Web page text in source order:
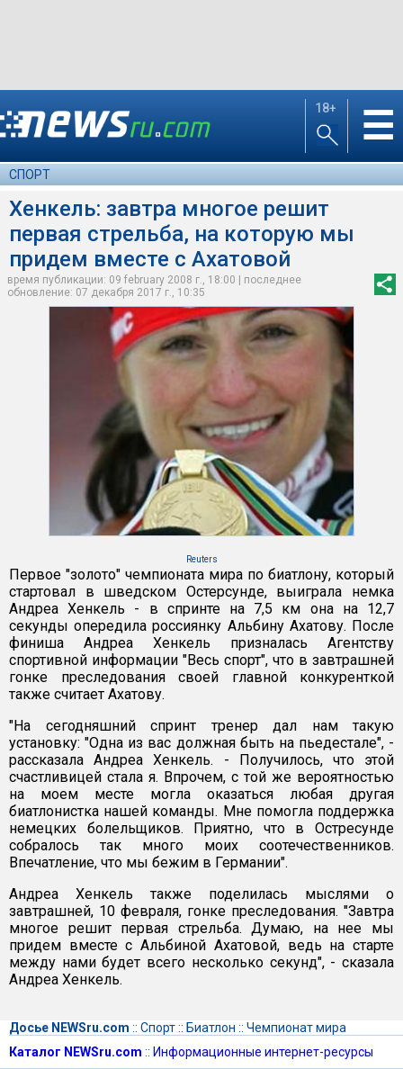
18+ ☰
СПОРТ
Хенкель: завтра многое решит
первая стрельба, на которую мы
придем вместе с Ахатовой
время публикации: 09 february 2008 г., 18:00 | последнее
обновление: 07 декабря 2017 г., 10:35
Reuters
Первое "золото" чемпионата мира по биатлону, который
стартовал в шведском Остерсунде, выиграла немка
Андреа Хенкель - в спринте на 7,5 км она на 12,7
секунды опередила россиянку Альбину Ахатову. После
финиша Андреа Хенкель призналась Агентству
спортивной информации "Весь спорт", что в завтрашней
гонке преследования своей главной конкуренткой
также считает Ахатову.
"На сегодняшний спринт тренер дал нам такую
установку: "Одна из вас должная быть на пьедестале", -
рассказала Андреа Хенкель. - Получилось, что этой
счастливицей стала я. Впрочем, с той же вероятностью
на моем месте могла оказаться любая другая
биатлонистка нашей команды. Мне помогла поддержка
немецких болельщиков. Приятно, что в Остресунде
собралось так много моих соотечественников.
Впечатление, что мы бежим в Германии".
Андреа Хенкель также поделилась мыслями о
завтрашней, 10 февраля, гонке преследования. "Завтра
многое решит первая стрельба. Думаю, на нее мы
придем вместе с Альбиной Ахатовой, ведь на старте
между нами будет всего несколько секунд", - сказала
Андреа Хенкель.
Досье NEWSru.com :: Спорт:: Биатлон :: Чемпионат мира
Каталог NEWSru.com :: Информационные интернет-ресурсы